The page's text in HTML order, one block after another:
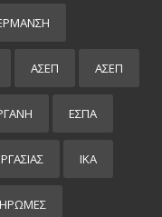
ΑΣΕΠ ΑΣΕΠ
ΕΣΠΑ
ΙΚΑ